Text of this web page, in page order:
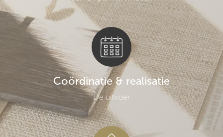
Coördinatie & realisatie
De uitvoer